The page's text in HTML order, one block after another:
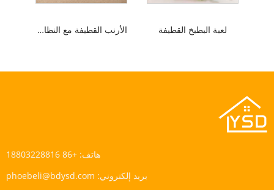
الأرنب القطيفة مع النظارات لعبة البطيخ القطيفة
هاتف: +86 18803228816
بريد إلكتروني: phoebeli@bdysd.com